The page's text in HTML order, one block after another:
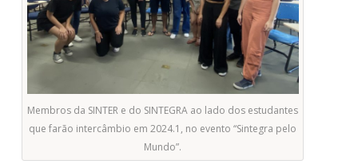
Membros da SINTER e do SINTEGRA ao lado dos estudantes
que farão intercâmbio em 2024.1, no evento “Sintegra pelo
Mundo”.